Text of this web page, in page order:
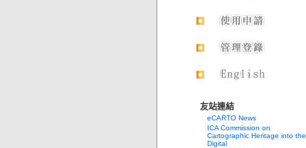
友站連結
eCARTO News
ICA Commission on
Cartographic Heritage into the
Digital